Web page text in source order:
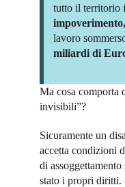
tutto il territorio
lavoro
miliardi di
Ma cosa comporta
invisibili”?
Sicuramente un
accetta condizioni
di
stato i propri diritti.